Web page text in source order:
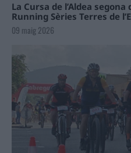
La Cursa de l’Aldea segona
Running Sèries Terres de
09 maig 2026